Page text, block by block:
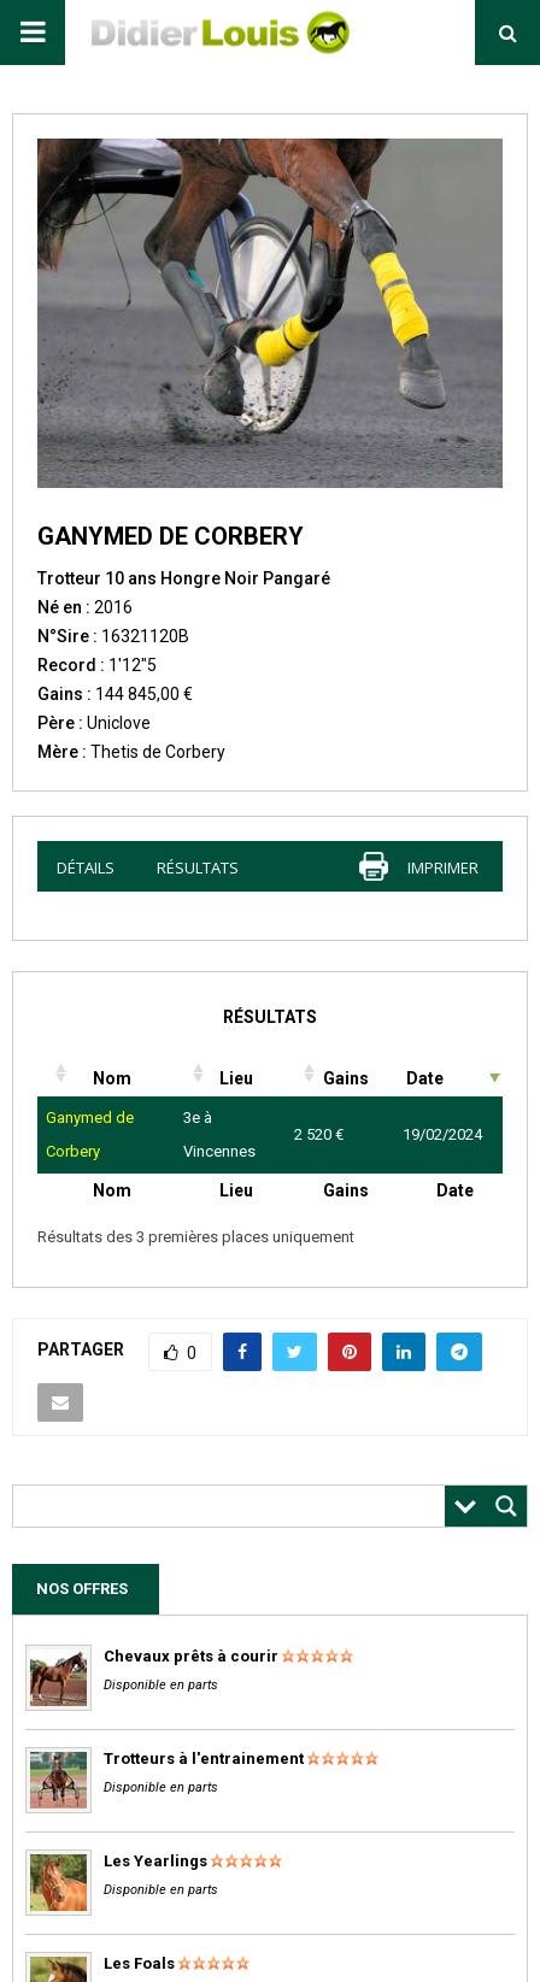
Primary
GANYMED DE CORBERY
Trotteur 10 ans Hongre Noir Pangaré
Né en : 2016
N°Sire : 16321120B
Record : 1'12"5
Gains : 144 845,00 €
Père : Uniclove
Mère : Thetis de Corbery
IMPRIMER
DÉTAILS RÉSULTATS
RÉSULTATS
Nom Lieu Gains Date
Ganymed de
Corbery
3e à
Vincennes
2 520 € 19/02/2024
Nom Lieu Gains Date
Résultats des 3 premières places uniquement
PARTAGER 0
NOS OFFRES
Chevaux prêts à courir
Disponible en parts
Trotteurs à l'entrainement
Disponible en parts
Les Yearlings
Disponible en parts
Les Foals